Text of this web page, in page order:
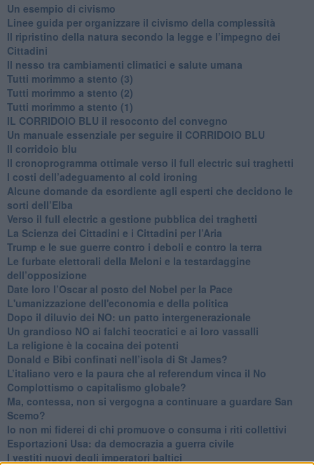
​Un esempio di civismo
​Linee guida per organizzare il civismo della complessità
​Il ripristino della natura secondo la legge e l’impegno dei
Cittadini
Il nesso tra cambiamenti climatici e salute umana
Tutti morimmo a stento (3)
Tutti morimmo a stento (2)
​Tutti morimmo a stento (1)
IL CORRIDOIO BLU il resoconto del convegno
Un manuale essenziale per seguire il CORRIDOIO BLU
Il corridoio blu
​Il cronoprogramma ottimale verso il full electric sui traghetti
​I costi dell’adeguamento al cold ironing
Alcune domande da esordiente agli esperti che decidono le
sorti dell’Elba
Verso il full electric a gestione pubblica dei traghetti​
​La Scienza dei Cittadini e i Cittadini per l’Aria
Trump e le sue guerre contro i deboli e contro la terra
​Le furbate elettorali della Meloni e la testardaggine
dell’opposizione
​Date loro l’Oscar al posto del Nobel per la Pace
L'umanizzazione dell'economia e della politica
​Dopo il diluvio dei NO: un patto intergenerazionale
​Un grandioso NO ai falchi teocratici e ai loro vassalli
La religione è la cocaina dei potenti
Donald e Bibi confinati nell’isola di St James?
L’italiano vero e la paura che al referendum vinca il No
​Complottismo o capitalismo globale?
​Ma, contessa, non si vergogna a continuare a guardare San
Scemo?
​Io non mi fiderei di chi promuove o consuma i riti collettivi
Esportazioni Usa: da democrazia a guerra civile
​I vestiti nuovi degli imperatori baltici